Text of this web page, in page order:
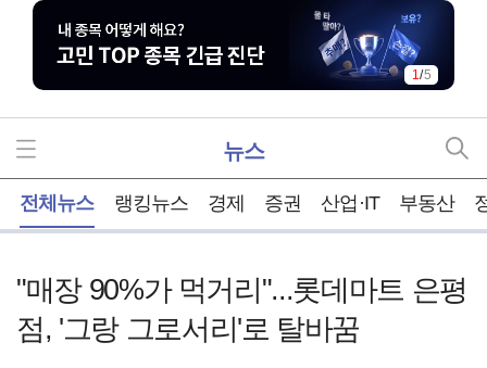
1/5
뉴스
전체뉴스 랭킹뉴스 경제 증권 산업·IT 부동산
"매장 90%가 먹거리"...롯데마트 은평
점, '그랑 그로서리'로 탈바꿈